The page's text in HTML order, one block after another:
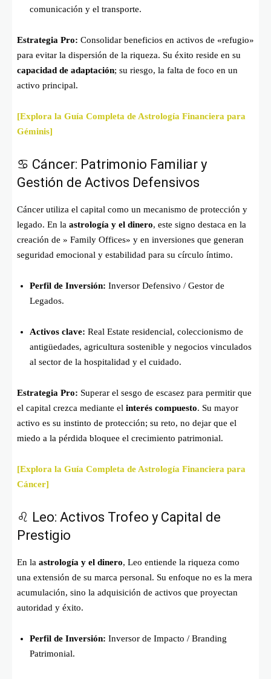
comunicación y el transporte.
Estrategia Pro: Consolidar beneficios en activos de «refugio»
para evitar la dispersión de la riqueza. Su éxito reside en su
capacidad de adaptación; su riesgo, la falta de foco en un
activo principal.
[Explora la Guía Completa de Astrología Financiera para
Géminis]
♋ Cáncer: Patrimonio Familiar y
Gestión de Activos Defensivos
Cáncer utiliza el capital como un mecanismo de protección y
legado. En la astrología y el dinero, este signo destaca en la
creación de » Family Offices» y en inversiones que generan
seguridad emocional y estabilidad para su círculo íntimo.
Perfil de Inversión: Inversor Defensivo / Gestor de
Legados.
Activos clave: Real Estate residencial, coleccionismo de
antigüedades, agricultura sostenible y negocios vinculados
al sector de la hospitalidad y el cuidado.
Estrategia Pro: Superar el sesgo de escasez para permitir que
el capital crezca mediante el interés compuesto. Su mayor
activo es su instinto de protección; su reto, no dejar que el
miedo a la pérdida bloquee el crecimiento patrimonial.
[Explora la Guía Completa de Astrología Financiera para
Cáncer]
♌ Leo: Activos Trofeo y Capital de
Prestigio
En la astrología y el dinero, Leo entiende la riqueza como
una extensión de su marca personal. Su enfoque no es la mera
acumulación, sino la adquisición de activos que proyectan
autoridad y éxito.
Perfil de Inversión: Inversor de Impacto / Branding
Patrimonial.